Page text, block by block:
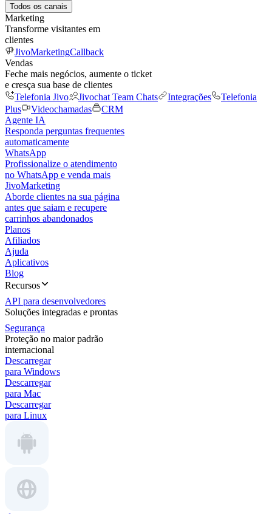
Todos os canais
Marketing
Transforme visitantes em
clientes
JivoMarketingCallback
Vendas
Feche mais negócios, aumente o ticket
e cresça sua base de clientes
Telefonia Jivo
Jivochat Team Chats Integrações
Telefonia
Plus
Videochamadas
CRM
Agente IA
Responda perguntas frequentes
automaticamente
WhatsApp
Profissionalize o atendimento
no WhatsApp e venda mais
JivoMarketing
Aborde clientes na sua página
antes que saiam e recupere
carrinhos abandonados
Planos
Afiliados
Ajuda
Aplicativos
Blog
Recursos
API para desenvolvedores
Soluções integradas e prontas
Segurança
Proteção no maior padrão
internacional
Descarregar
para Windows
Descarregar
para Mac
Descarregar
para Linux